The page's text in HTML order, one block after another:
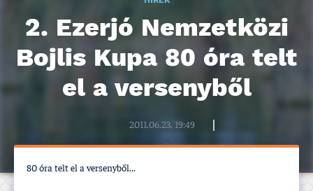
2. Ezerjó Nemzetközi
Bojlis Kupa 80 óra telt
el a versenyből
2011.06.23, 19:49
80 óra telt el a versenyből...